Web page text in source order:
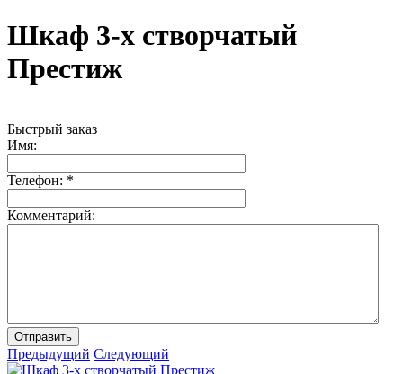
Шкаф 3-х створчатый
Престиж
Быстрый заказ
Имя:
Телефон: *
Комментарий:
Отправить
Предыдущий Следующий